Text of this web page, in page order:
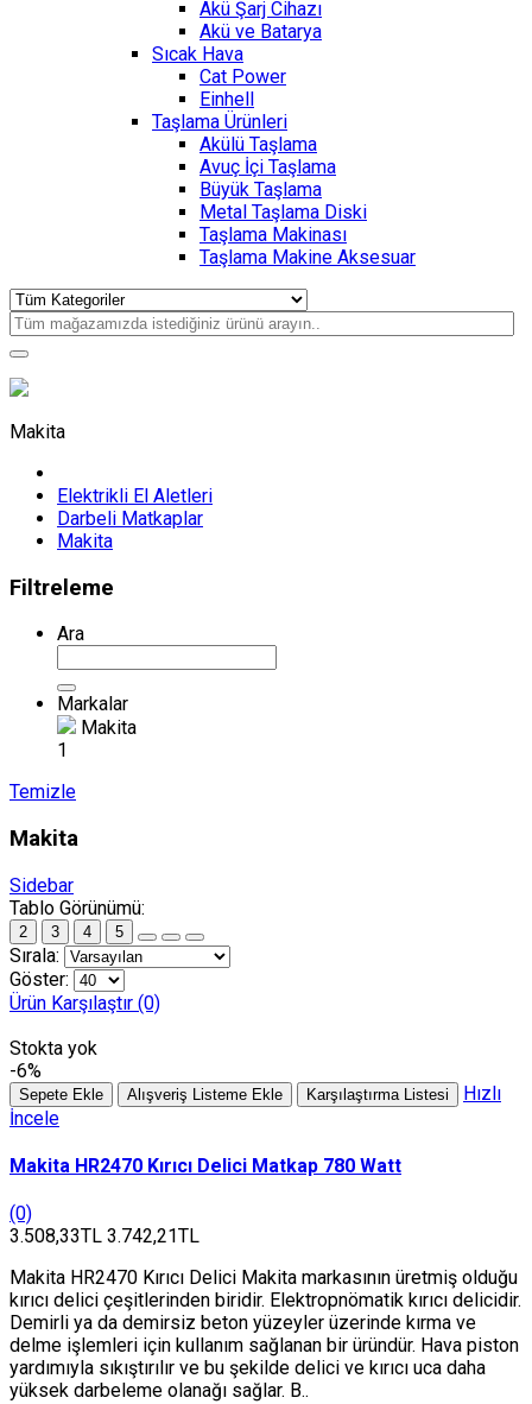
Akü Şarj Cihazı
Akü ve Batarya
Sıcak Hava
Cat Power
Einhell
Taşlama Ürünleri
Akülü Taşlama
Avuç İçi Taşlama
Büyük Taşlama
Metal Taşlama Diski
Taşlama Makinası
Taşlama Makine Aksesuar
Makita
Elektrikli El Aletleri
Darbeli Matkaplar
Makita
Filtreleme
Ara
Markalar
Makita
1
Temizle
Makita
Sidebar
Tablo Görünümü:
2 3 4 5
Sırala:
Göster:
Ürün Karşılaştır (0)
Stokta yok
-6%
Sepete Ekle Alışveriş Listeme Ekle Karşılaştırma Listesi
Hızlı
İncele
Makita HR2470 Kırıcı Delici Matkap 780 Watt
(0)
3.508,33TL 3.742,21TL
Makita HR2470 Kırıcı Delici Makita markasının üretmiş olduğu
kırıcı delici çeşitlerinden biridir. Elektropnömatik kırıcı delicidir.
Demirli ya da demirsiz beton yüzeyler üzerinde kırma ve
delme işlemleri için kullanım sağlanan bir üründür. Hava piston
yardımıyla sıkıştırılır ve bu şekilde delici ve kırıcı uca daha
yüksek darbeleme olanağı sağlar. B..